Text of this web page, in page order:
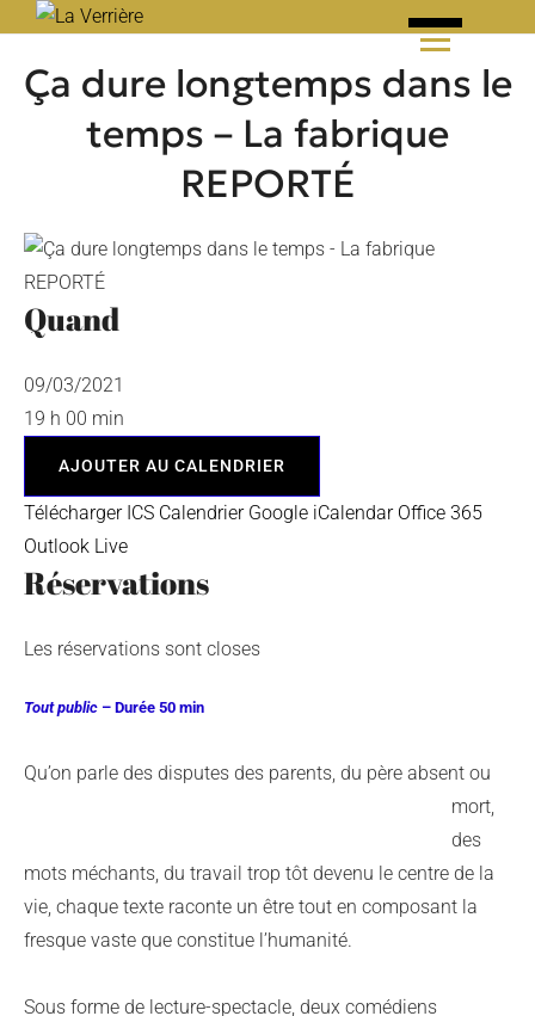
content
Ça dure longtemps dans le
temps – La fabrique
REPORTÉ
Quand
09/03/2021
19 h 00 min
AJOUTER AU CALENDRIER
Télécharger ICS Calendrier Google iCalendar Office 365
Outlook Live
Réservations
Les réservations sont closes
Tout public – Durée 50 min
Qu’on parle des disputes des parents, du père absent ou
mort,
des
mots méchants, du travail trop tôt devenu le centre de la
vie, chaque texte raconte un être tout en composant la
fresque vaste que constitue l’humanité.
Sous forme de lecture-spectacle, deux comédiens